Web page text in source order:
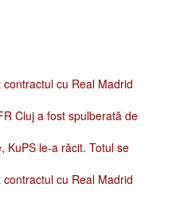
cu Real Madrid
Cluj a fost spulberată de
KuPS le-a răcit. Totul se
cu Real Madrid